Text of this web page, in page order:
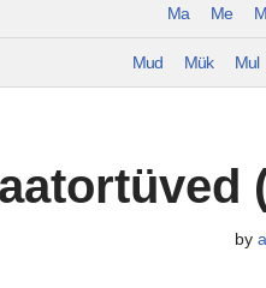
Ma Me
Mud Mük Mul
by